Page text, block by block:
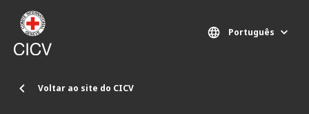
Passar para o conteúdo principal
Voltar ao site do CICV
Português